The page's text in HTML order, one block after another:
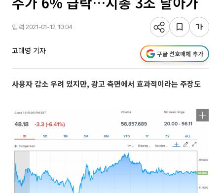
입력 2021-01-12 10:04
고대영 기자 구글 선호매체 추가
사용자 감소 우려 있지만, 광고 측면에서 효과적이라는 주장도